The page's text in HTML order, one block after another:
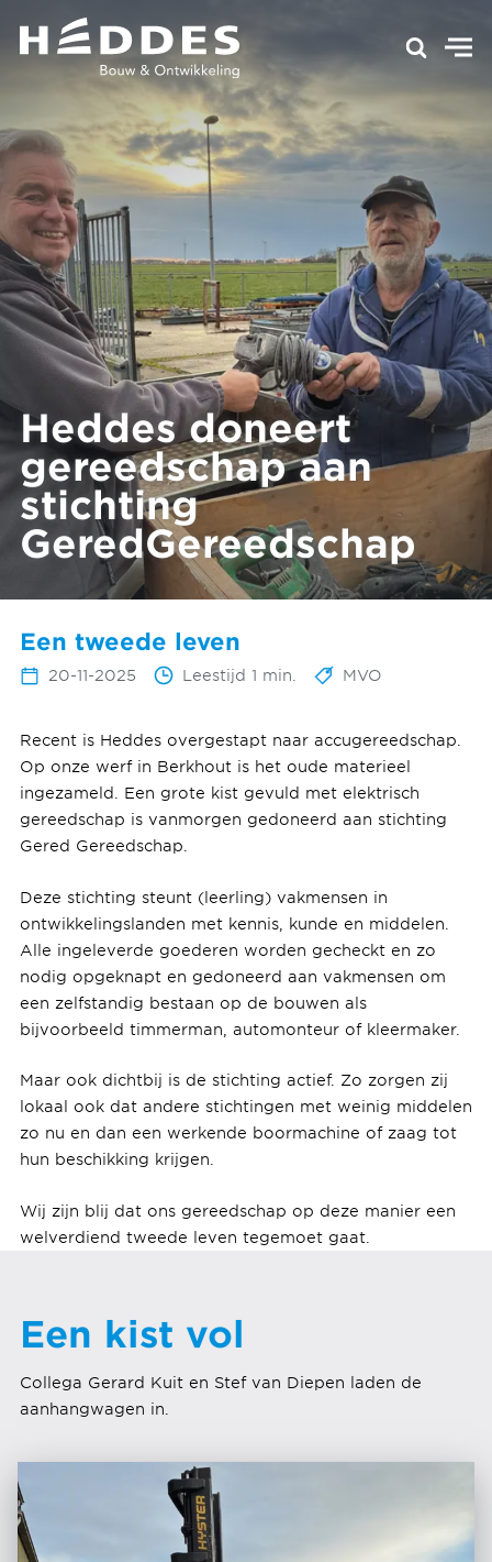
Heddes doneert
gereedschap aan
stichting
GeredGereedschap
Een tweede leven
20-11-2025 Leestijd 1 min. MVO
Recent is Heddes overgestapt naar accugereedschap.
Op onze werf in Berkhout is het oude materieel
ingezameld. Een grote kist gevuld met elektrisch
gereedschap is vanmorgen gedoneerd aan stichting
Gered Gereedschap.
Deze stichting steunt (leerling) vakmensen in
ontwikkelingslanden met kennis, kunde en middelen.
Alle ingeleverde goederen worden gecheckt en zo
nodig opgeknapt en gedoneerd aan vakmensen om
een zelfstandig bestaan op de bouwen als
bijvoorbeeld timmerman, automonteur of kleermaker.
Maar ook dichtbij is de stichting actief. Zo zorgen zij
lokaal ook dat andere stichtingen met weinig middelen
zo nu en dan een werkende boormachine of zaag tot
hun beschikking krijgen.
Wij zijn blij dat ons gereedschap op deze manier een
welverdiend tweede leven tegemoet gaat.
Een kist vol
Collega Gerard Kuit en Stef van Diepen laden de
aanhangwagen in.